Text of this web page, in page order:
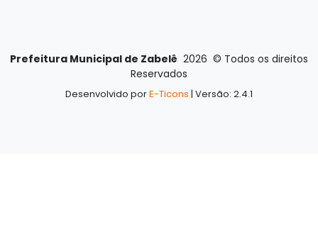
Prefeitura Municipal de Zabelê 2026 © Todos os direitos
Reservados
Desenvolvido porE-Ticons | Versão: 2.4.1